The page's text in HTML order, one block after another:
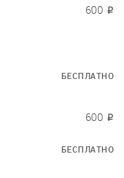
600 ₽
БЕСПЛАТНО
600 ₽
БЕСПЛАТНО